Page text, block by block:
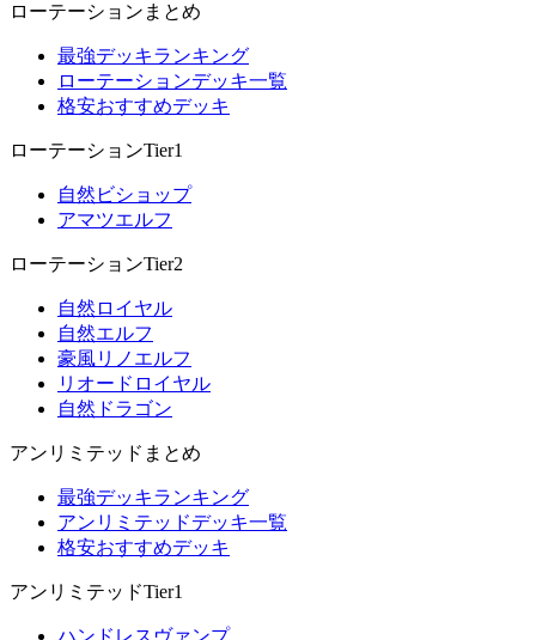
ローテーションまとめ
最強デッキランキング
ローテーションデッキ一覧
格安おすすめデッキ
ローテーションTier1
自然ビショップ
アマツエルフ
ローテーションTier2
自然ロイヤル
自然エルフ
豪風リノエルフ
リオードロイヤル
自然ドラゴン
アンリミテッドまとめ
最強デッキランキング
アンリミテッドデッキ一覧
格安おすすめデッキ
アンリミテッドTier1
ハンドレスヴァンプ